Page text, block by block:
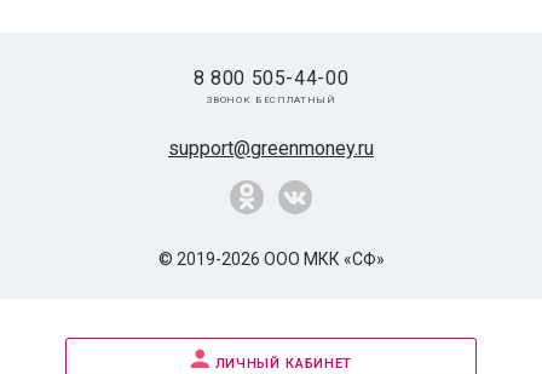
© 2019-2026 ООО МКК «СФ»
support@greenmoney.ru
8 800 505-44-00
звонок бесплатный
личный кабинет